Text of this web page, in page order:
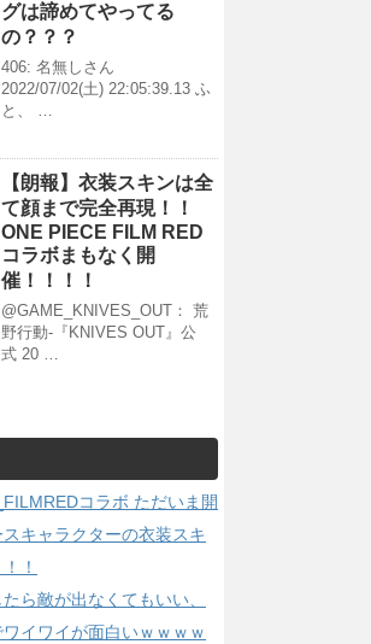
グは諦めてやってる
の？？？
406: 名無しさん
2022/07/02(土) 22:05:39.13 ふ
と、 …
【朗報】衣装スキンは全
て顔まで完全再現！！
ONE PIECE FILM RED
コラボまもなく開
催！！！！
@GAME_KNIVES_OUT： 荒
野行動-『KNIVES OUT』公
式 20 …
コラボ ただいま開
キャラクターの衣装スキ
！
ら敵が出なくてもいい、
イワイが面白いｗｗｗｗ